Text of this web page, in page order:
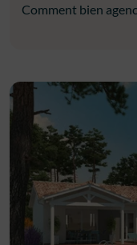
Comment bien